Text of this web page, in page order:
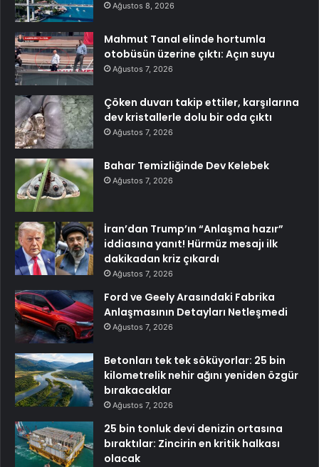
Ağustos 8, 2026
Mahmut Tanal elinde hortumla
otobüsün üzerine çıktı: Açın suyu
Ağustos 7, 2026
Çöken duvarı takip ettiler, karşılarına
dev kristallerle dolu bir oda çıktı
Ağustos 7, 2026
Bahar Temizliğinde Dev Kelebek
Ağustos 7, 2026
İran’dan Trump’ın “Anlaşma hazır”
iddiasına yanıt! Hürmüz mesajı ilk
dakikadan kriz çıkardı
Ağustos 7, 2026
Ford ve Geely Arasındaki Fabrika
Anlaşmasının Detayları Netleşmedi
Ağustos 7, 2026
Betonları tek tek söküyorlar: 25 bin
kilometrelik nehir ağını yeniden özgür
bırakacaklar
Ağustos 7, 2026
25 bin tonluk devi denizin ortasına
bıraktılar: Zincirin en kritik halkası
olacak